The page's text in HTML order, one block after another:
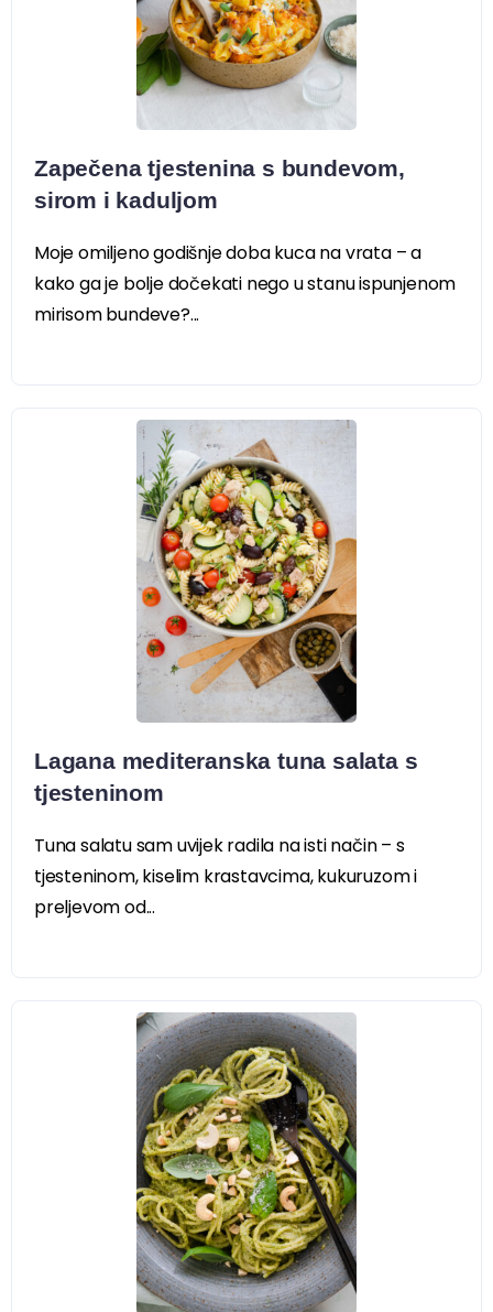
Zapečena tjestenina s bundevom,
sirom i kaduljom
Moje omiljeno godišnje doba kuca na vrata – a
kako ga je bolje dočekati nego u stanu ispunjenom
mirisom bundeve?...
Lagana mediteranska tuna salata s
tjesteninom
Tuna salatu sam uvijek radila na isti način – s
tjesteninom, kiselim krastavcima, kukuruzom i
preljevom od...